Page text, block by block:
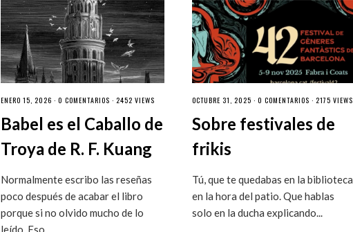
ENERO 15, 2026 ·0 COMENTARIOS · 2452 VIEWS
Babel es el Caballo de
Troya de R. F. Kuang
Normalmente escribo las reseñas
poco después de acabar el libro
porque si no olvido mucho de lo
leído. Eso...
OCTUBRE 31, 2025 · 0 COMENTARIOS · 2175 VIEWS
Sobre festivales de
frikis
Tú, que te quedabas en la biblioteca
en la hora del patio. Que hablas
solo en la ducha explicando...